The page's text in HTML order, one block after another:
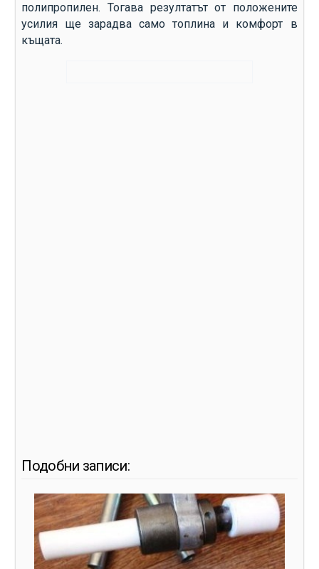
полипропилен. Тогава резултатът от положените
усилия ще зарадва само топлина и комфорт в
къщата.
Подобни записи: